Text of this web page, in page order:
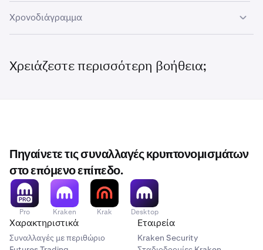
Αναλογία μεταφοράς: 1 BSU : 1 BABYSHARK
Διεύθυνση παλαιού συμβολαίου:
768A
Χρονοδιάγραμμα
τη διάρκεια αυτής της περιόδου και η
διαπραγμάτευση/χρηματοδότηση θα ανοίξει ξανά.
Χρειάζεστε περισσότερη βοήθεια;
Πηγαίνετε τις συναλλαγές κρυπτονομισμάτων
στο επόμενο επίπεδο.
Pro Kraken Krak Desktop
Χαρακτηριστικά
Συναλλαγές με περιθώριο
Εταιρεία
Kraken Security